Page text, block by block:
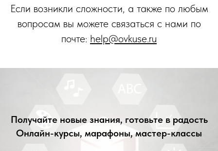
Если возникли сложности, а также по любым
вопросам вы можете связаться с нами по
почте: help@ovkuse.ru
Получайте новые знания, готовьте в радость
Онлайн-курсы, марафоны, мастер-классы